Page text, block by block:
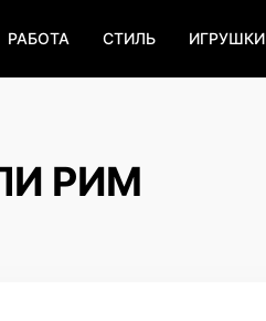
РАБОТА СТИЛЬ ИГРУШКИ
РИМ